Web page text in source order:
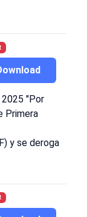
"Por
Primera
y se deroga